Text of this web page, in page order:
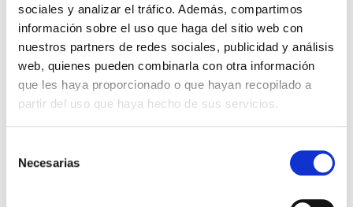
sociales y analizar el tráfico. Además, compartimos
información sobre el uso que haga del sitio web con
nuestros partners de redes sociales, publicidad y análisis
web, quienes pueden combinarla con otra información
que les haya proporcionado o que hayan recopilado a
partir del uso que haya hecho de sus servicios.
Necesarias